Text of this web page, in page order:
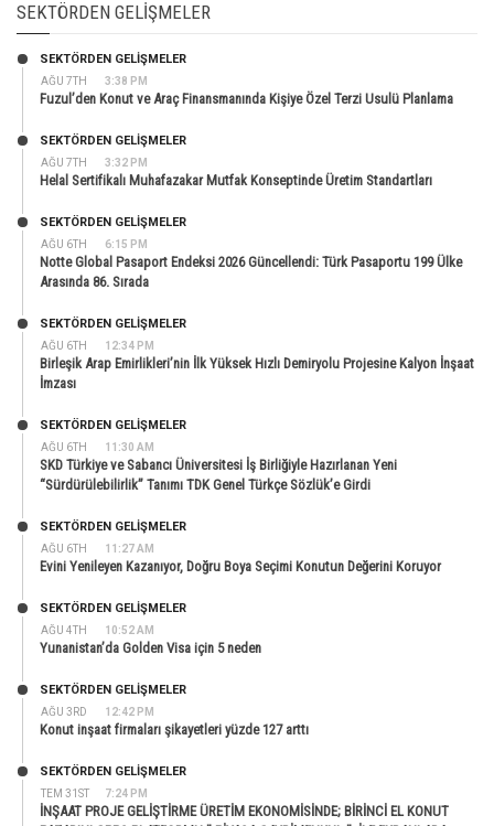
SEKTÖRDEN GELIŞMELER
AĞU 7TH 3:38 PM
SEKTÖRDEN GELIŞMELER
Fuzul’den Konut ve Araç Finansmanında Kişiye Özel Terzi Usulü Planlama
AĞU 7TH 3:32 PM
SEKTÖRDEN GELIŞMELER
Helal Sertifikalı Muhafazakar Mutfak Konseptinde Üretim Standartları
AĞU 6TH 6:15 PM
SEKTÖRDEN GELIŞMELER
Notte Global Pasaport Endeksi 2026 Güncellendi: Türk Pasaportu 199 Ülke
Arasında 86. Sırada
AĞU 6TH 12:34 PM
SEKTÖRDEN GELIŞMELER
Birleşik Arap Emirlikleri’nin İlk Yüksek Hızlı Demiryolu Projesine Kalyon İnşaat
İmzası
AĞU 6TH 11:30 AM
SEKTÖRDEN GELIŞMELER
SKD Türkiye ve Sabancı Üniversitesi İş Birliğiyle Hazırlanan Yeni
“Sürdürülebilirlik” Tanımı TDK Genel Türkçe Sözlük’e Girdi
AĞU 6TH 11:27 AM
SEKTÖRDEN GELIŞMELER
Evini Yenileyen Kazanıyor, Doğru Boya Seçimi Konutun Değerini Koruyor
AĞU 4TH 10:52 AM
SEKTÖRDEN GELIŞMELER
Yunanistan’da Golden Visa için 5 neden
AĞU 3RD 12:42 PM
SEKTÖRDEN GELIŞMELER
Konut inşaat firmaları şikayetleri yüzde 127 arttı
TEM 31ST 7:24 PM
SEKTÖRDEN GELIŞMELER
İNŞAAT PROJE GELİŞTİRME ÜRETİM EKONOMİSİNDE; BİRİNCİ EL KONUT